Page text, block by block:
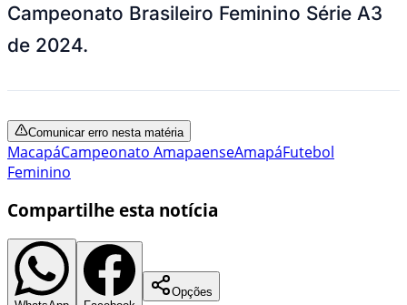
Campeonato Brasileiro Feminino Série A3
de 2024.
Comunicar erro nesta matéria
MacapáCampeonato AmapaenseAmapáFutebol
Feminino
Compartilhe esta notícia
Opções